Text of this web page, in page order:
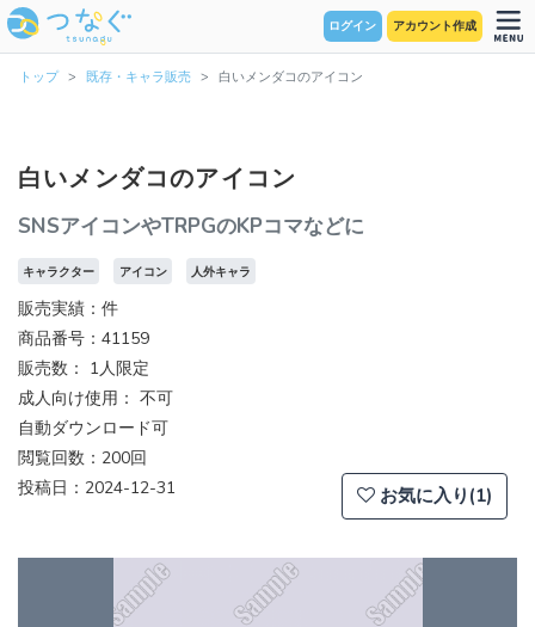
ログイン アカウント作成
トップ 既存・キャラ販売 白いメンダコのアイコン
白いメンダコのアイコン
SNSアイコンやTRPGのKPコマなどに
キャラクター アイコン 人外キャラ
販売実績：件
商品番号：41159
販売数： 1人限定
成人向け使用： 不可
自動ダウンロード可
閲覧回数：200回
投稿日：2024-12-31
お気に入り(1)